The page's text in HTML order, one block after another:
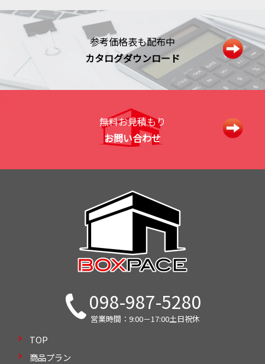
参考価格表も配布中
カタログダウンロード
無料お見積もり
お問い合わせ
098-987-5280
営業時間：9:00－17:00土日祝休
TOP
商品プラン